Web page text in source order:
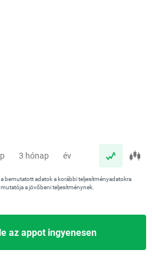
3 hónap év
bemutatott adatok a korábbi teljesítményadatokra
a jövőbeni teljesítménynek.
az appot ingyenesen